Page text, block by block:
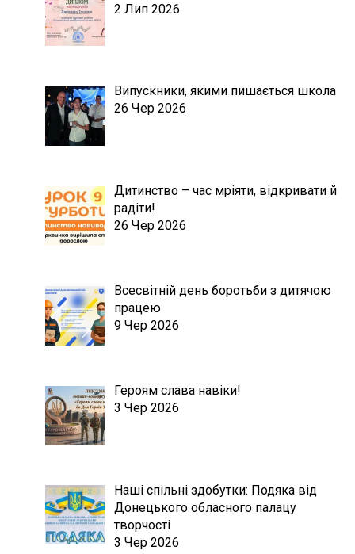
2 Лип 2026
Випускники, якими пишається школа
26 Чер 2026
Дитинство – час мріяти, відкривати й
радіти!
26 Чер 2026
Всесвітній день боротьби з дитячою
працею
9 Чер 2026
Героям слава навіки!
3 Чер 2026
Наші спільні здобутки: Подяка від
Донецького обласного палацу
творчості
3 Чер 2026